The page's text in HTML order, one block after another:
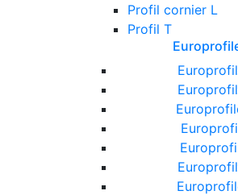
Profil cornier L
Profil T